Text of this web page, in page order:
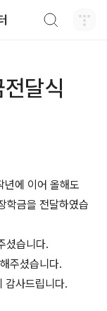
달식
년에 이어 올해도
학금을 전달하였습
셨습니다.
주셨습니다.
감사드립니다.